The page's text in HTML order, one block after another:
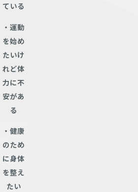
ている
・運動
を始め
たいけ
れど体
力に不
安があ
る
・健康
のため
に身体
を整え
たい